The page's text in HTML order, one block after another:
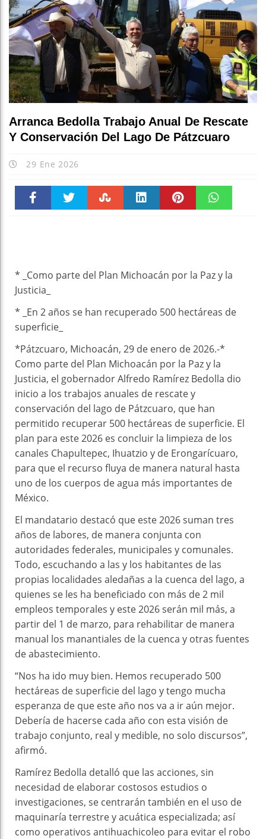
Arranca Bedolla Trabajo Anual De Rescate
Y Conservación Del Lago De Pátzcuaro
29 Ene 2026
* _Como parte del Plan Michoacán por la Paz y la
Justicia_
* _En 2 años se han recuperado 500 hectáreas de
superficie_
*Pátzcuaro, Michoacán, 29 de enero de 2026.-*
Como parte del Plan Michoacán por la Paz y la
Justicia, el gobernador Alfredo Ramírez Bedolla dio
inicio a los trabajos anuales de rescate y
conservación del lago de Pátzcuaro, que han
permitido recuperar 500 hectáreas de superficie. El
plan para este 2026 es concluir la limpieza de los
canales Chapultepec, Ihuatzio y de Erongarícuaro,
para que el recurso fluya de manera natural hasta
uno de los cuerpos de agua más importantes de
México.
El mandatario destacó que este 2026 suman tres
años de labores, de manera conjunta con
autoridades federales, municipales y comunales.
Todo, escuchando a las y los habitantes de las
propias localidades aledañas a la cuenca del lago, a
quienes se les ha beneficiado con más de 2 mil
empleos temporales y este 2026 serán mil más, a
partir del 1 de marzo, para rehabilitar de manera
manual los manantiales de la cuenca y otras fuentes
de abastecimiento.
“Nos ha ido muy bien. Hemos recuperado 500
hectáreas de superficie del lago y tengo mucha
esperanza de que este año nos va a ir aún mejor.
Debería de hacerse cada año con esta visión de
trabajo conjunto, real y medible, no solo discursos”,
afirmó.
Ramírez Bedolla detalló que las acciones, sin
necesidad de elaborar costosos estudios o
investigaciones, se centrarán también en el uso de
maquinaría terrestre y acuática especializada; así
como operativos antihuachicoleo para evitar el robo